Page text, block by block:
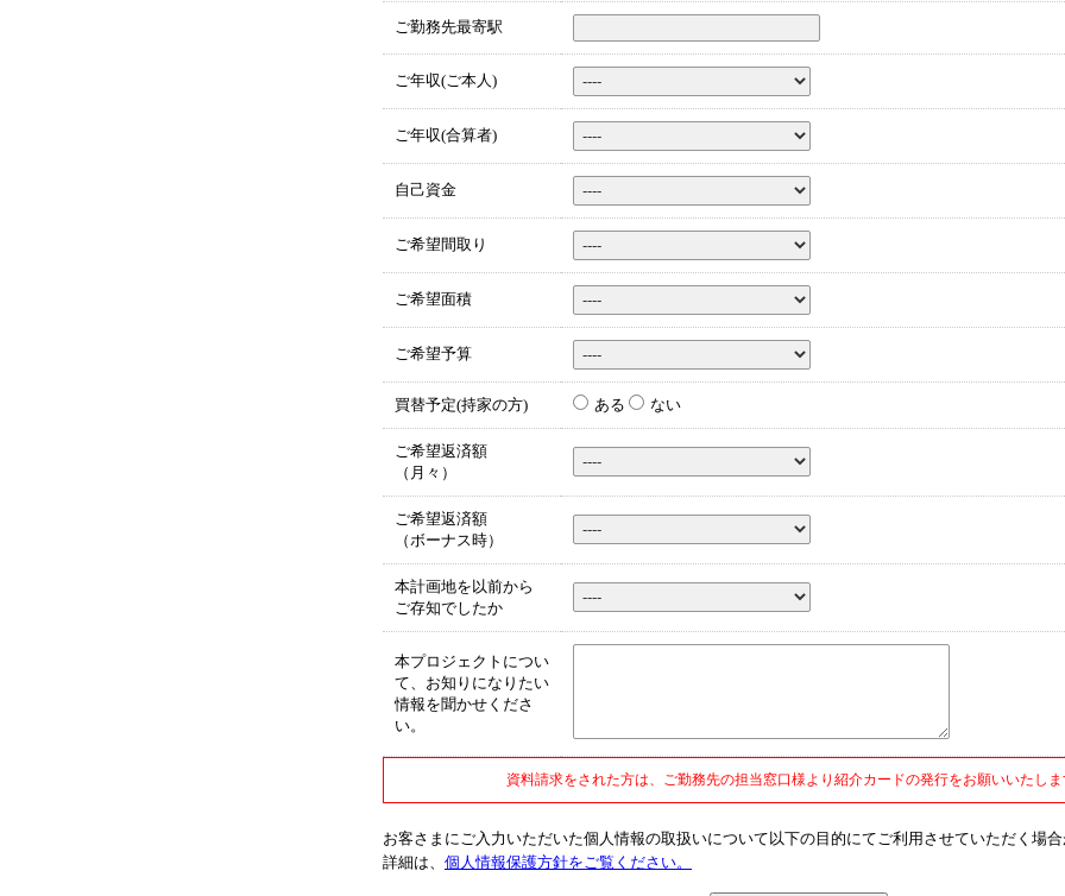
ご勤務先最寄駅
ご年収(ご本人)
ご年収(合算者)
自己資金
ご希望間取り
ご希望面積
ご希望予算
買替予定(持家の方) ある ない
ご希望返済額
（月々）
ご希望返済額
（ボーナス時）
本計画地を以前から
ご存知でしたか
本プロジェクトについ
て、お知りになりたい
情報を聞かせくださ
い。
資料請求をされた方は、ご勤務先の担当窓口様より紹介カードの発行をお願いいたしま
お客さまにご入力いただいた個人情報の取扱いについて以下の目的にてご利用させていただく場合
詳細は、 個人情報保護方針をご覧ください。